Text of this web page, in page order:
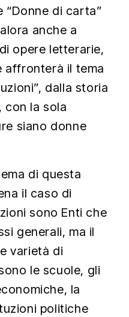
“Donne di carta”
anche a
opere letterarie,
affronterà il tema
dalla storia
con la sola
siano donne
di questa
il caso di
sono Enti che
generali, ma il
varietà di
le scuole, gli
la
politiche